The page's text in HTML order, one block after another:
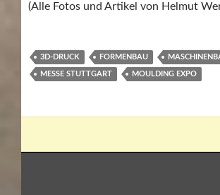
(Alle Fotos und Artikel von Helmut
3D-DRUCK FORMENBAU
MESSE STUTTGART MOULDING EXPO